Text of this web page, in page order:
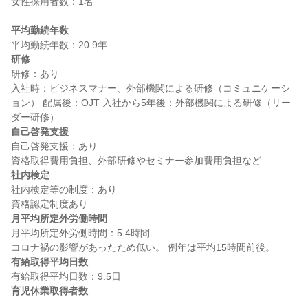
平均勤続年数
研修
研修：あり
入社時：ビジネスマナー、外部機関による研修（コミュニケーシ
ョン） 配属後：OJT 入社から5年後：外部機関による研修（リー
自己啓発支援
自己啓発支援：あり
社内検定
社内検定等の制度：あり
月平均所定外労働時間
月平均所定外労働時間：5.4時間
有給取得平均日数
育児休業取得者数